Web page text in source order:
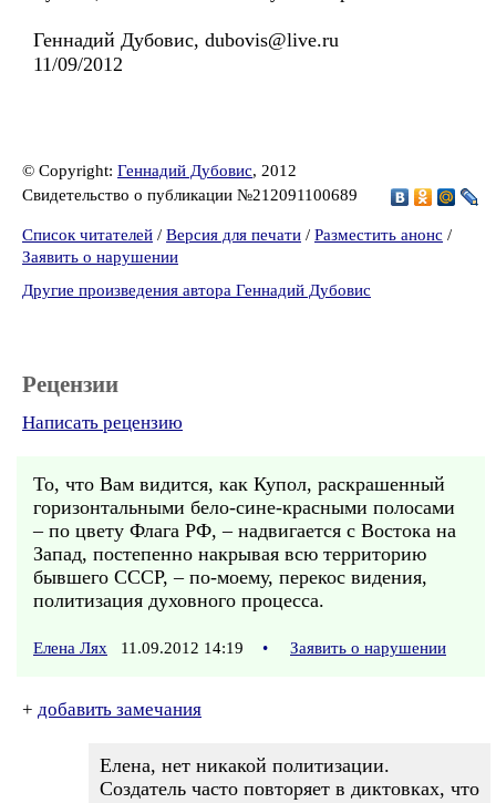
Геннадий Дубовис, dubovis@live.ru
11/09/2012
© Copyright: Геннадий Дубовис, 2012
Свидетельство о публикации №212091100689
Список читателей / Версия для печати / Разместить анонс /
Заявить о нарушении
Другие произведения автора Геннадий Дубовис
Рецензии
Написать рецензию
То, что Вам видится, как Купол, раскрашенный
горизонтальными бело-сине-красными полосами
– по цвету Флага РФ, – надвигается с Востока на
Запад, постепенно накрывая всю территорию
бывшего СССР, – по-моему, перекос видения,
политизация духовного процесса.
Елена Лях 11.09.2012 14:19 • Заявить о нарушении
+ добавить замечания
Елена, нет никакой политизации.
Создатель часто повторяет в диктовках, что